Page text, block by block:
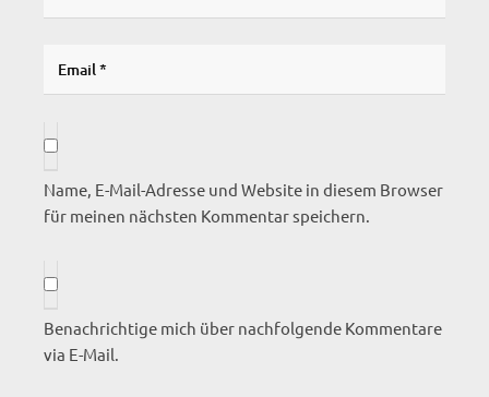
Name, E-Mail-Adresse und Website in diesem Browser
für meinen nächsten Kommentar speichern.
Benachrichtige mich über nachfolgende Kommentare
via E-Mail.